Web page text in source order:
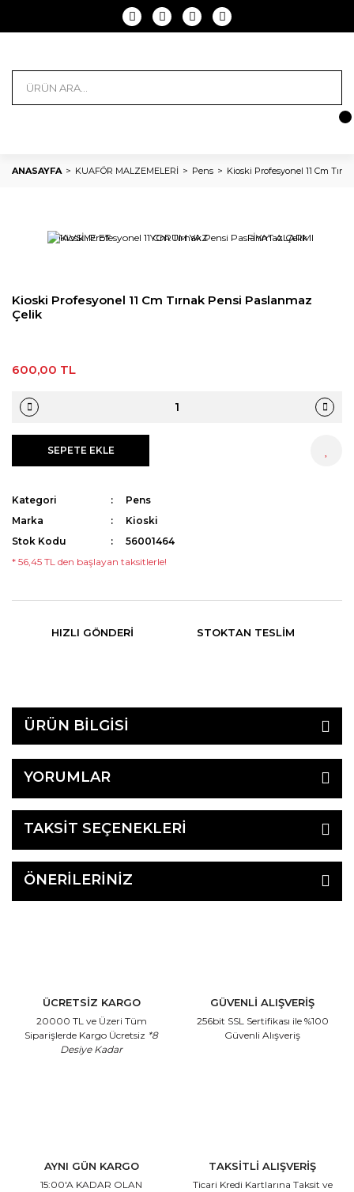
ANASAYFA KUAFÖR MALZEMELERİ Pens Kioski Profesyonel 11 Cm
TAVSİYE ET YORUM YAZ FİYAT ALARMI
Kioski Profesyonel 11 Cm Tırnak Pensi Paslanmaz
Çelik
600,00 TL
SEPETE EKLE
Kategori
Pens
Marka
Kioski
Stok Kodu
56001464
* 56,45 TL den başlayan taksitlerle!
HIZLI GÖNDERI STOKTAN TESLIM
ÜRÜN BİLGİSİ
YORUMLAR
TAKSİT SEÇENEKLERİ
ÖNERİLERİNİZ
ÜCRETSİZ KARGO
20000 TL ve Üzeri Tüm
Siparişlerde Kargo Ücretsiz *8
Desiye Kadar
GÜVENLİ ALIŞVERİŞ
256bit SSL Sertifikası ile %100
Güvenli Alışveriş
AYNI GÜN KARGO
15:00'A KADAR OLAN
TAKSİTLİ ALIŞVERİŞ
Ticari Kredi Kartlarına Taksit ve